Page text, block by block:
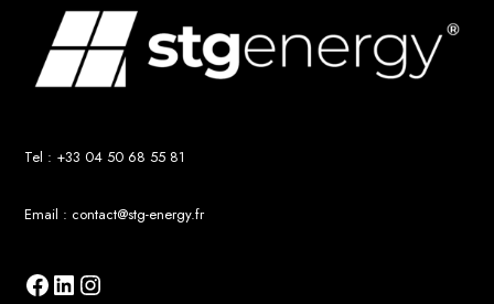
Tel : +33 04 50 68 55 81
Email : contact@stg-energy.fr
Facebook
LinkedIn
Instagram